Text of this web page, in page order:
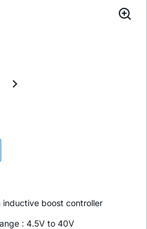
inductive boost controller
: 4.5V to 40V